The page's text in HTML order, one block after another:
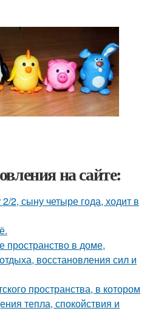
на сайте:
2, сыну четыре года, ходит в
пространство в доме,
восстановления сил и
пространства, в котором
тепла, спокойствия и